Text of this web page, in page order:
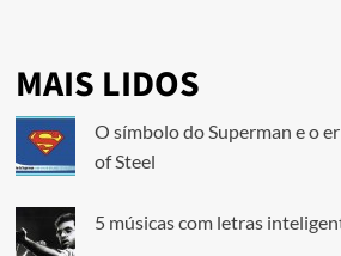
MAIS LIDOS
O símbolo do Superman e o
of Steel
5 músicas com letras